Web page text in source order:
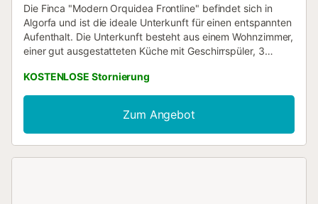
Die Finca "Modern Orquidea Frontline" befindet sich in
Algorfa und ist die ideale Unterkunft für einen entspannten
Aufenthalt. Die Unterkunft besteht aus einem Wohnzimmer,
einer gut ausgestatteten Küche mit Geschirrspüler, 3
Personen. Zur Ausstattung gehören außerdem WLAN, ein
TV, Klimaanlage, Heizung sowie eine Waschmaschine. Ein
Babybett ist ebenfalls vorhanden. Das Highlight dieser
Unterkunft ist der private Außenbereich mit einem Pool,
einem Garten, 3 offenen Terrassen, einer überdachten
KOSTENLOSE Stornierung
Zum Angebot